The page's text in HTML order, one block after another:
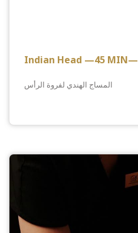
Indian Head —45 MIN—
المساج الهندي لفروة الرأس